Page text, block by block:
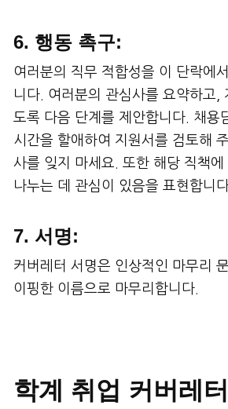
6. 행동 촉구:
여러분의 직무 적합성을 이 단락에
니다. 여러분의 관심사를 요약하고,
도록 다음 단계를 제안합니다. 채용
시간을 할애하여 지원서를 검토해
사를 잊지 마세요. 또한 해당 직책에
나누는 데 관심이 있음을 표현합니
7. 서명:
커버레터 서명은 인상적인 마무리
이핑한 이름으로 마무리합니다.
학계 취업 커버레